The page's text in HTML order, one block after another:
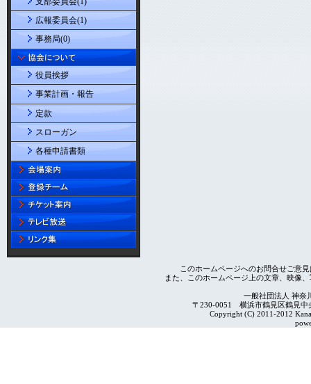
広報委員会(1)
事務局(0)
役員挨拶
事業計画・報告
定款
スローガン
各種申請書類
このホームページへのお問合せご意
また、このホームページ上の文章、映像
一般社団法人 神奈
〒230-0051 横浜市鶴見区鶴見
Copyright (C) 2011-2012